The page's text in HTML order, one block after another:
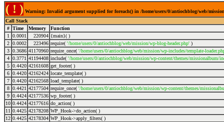
( ! ) Warning: Invalid argument supplied for foreach() in /home/users/0/antiochblog/web/
Call Stack
# Time Memory
Function
1
0.0001 220904 {main}( )
2 0.0002 223496 require( '/home/users/0/antiochblog/web/mission/wp-blog-header.php' )
3 0.3686 41170960 require_once( '/home/users/0/antiochblog/web/mission/wp-includes/template-
4 0.3771 41194408 include( '/home/users/0/antiochblog/web/mission/wp-content/themes/missionalbum/
5 0.4420 42161608 get_footer( )
6 0.4420 42162424 locate_template( )
7 0.4420 42162568 load_template( )
8 0.4421 42177504 require_once( '/home/users/0/antiochblog/web/mission/wp-content/themes/
9 0.4424 42177536 wp_footer( )
10 0.4424 42177616 do_action( )
11 0.4425 42178208 WP_Hook->do_action( )
12 0.4425 42178304 WP_Hook->apply_filters( )